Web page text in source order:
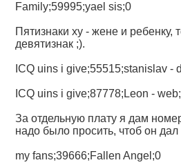
Family;59995;yael sis;0
Пятизнаки xy - жене и ребенку,
девятизнак ;).
ICQ uins i give;55515;stanislav -
ICQ uins i give;87778;Leon -
За отдельную плату я дам
надо было просить, чтоб он дал
my fans;39666;Fallen Angel;0